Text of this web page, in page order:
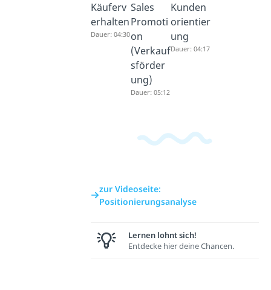
Käuferv
erhalten
Dauer: 04:30
Sales
Promoti
on
(Verkauf
sförder
ung)
Dauer: 05:12
Kunden
orientier
ung
Dauer: 04:17
zur Videoseite:
Positionierungsanalyse
Lernen lohnt sich!
Entdecke hier deine Chancen.